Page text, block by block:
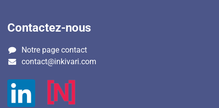
Contactez-nous
Notre page contact
contact@inkivari.com